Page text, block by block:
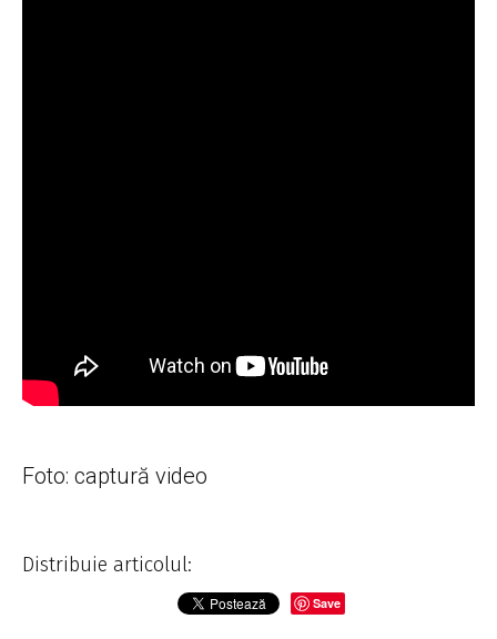
Foto: captură video
Distribuie articolul:
Save